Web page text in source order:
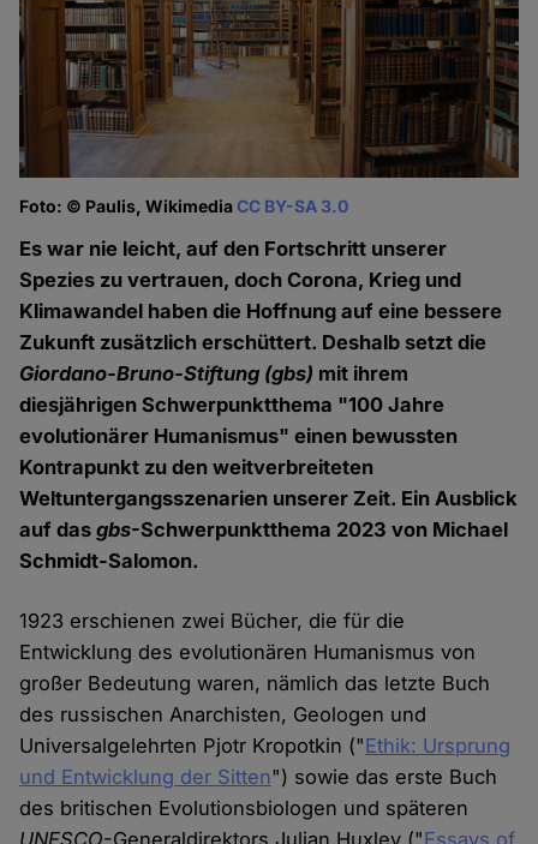
Foto: © Paulis, WikimediaCC BY-SA 3.0
Es war nie leicht, auf den Fortschritt unserer
Spezies zu vertrauen, doch Corona, Krieg und
Klimawandel haben die Hoffnung auf eine bessere
Zukunft zusätzlich erschüttert. Deshalb setzt die
Giordano-Bruno-Stiftung (gbs) mit ihrem
diesjährigen Schwerpunktthema "100 Jahre
evolutionärer Humanismus" einen bewussten
Kontrapunkt zu den weitverbreiteten
Weltuntergangsszenarien unserer Zeit. Ein Ausblick
auf dasgbs-Schwerpunktthema 2023 von Michael
Schmidt-Salomon.
1923 erschienen zwei Bücher, die für die
Entwicklung des evolutionären Humanismus von
großer Bedeutung waren, nämlich das letzte Buch
des russischen Anarchisten, Geologen und
Universalgelehrten Pjotr Kropotkin ("Ethik: Ursprung
und Entwicklung der Sitten") sowie das erste Buch
des britischen Evolutionsbiologen und späteren